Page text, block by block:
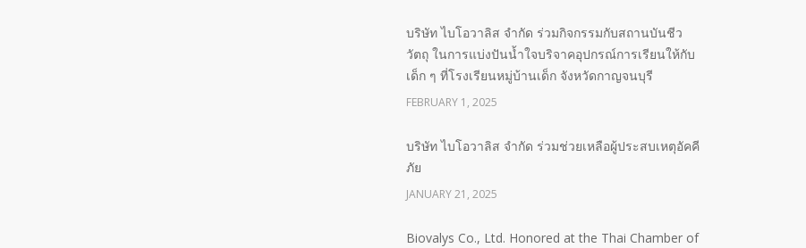
บริษัท ไบโอวาลิส จำกัด ร่วมกิจกรรมกับสถานบันชีว
วัตถุ ในการแบ่งปันน้ำใจบริจาคอุปกรณ์การเรียนให้กับ
เด็ก ๆ ที่โรงเรียนหมู่บ้านเด็ก จังหวัดกาญจนบุรี
FEBRUARY 1, 2025
บริษัท ไบโอวาลิส จำกัด ร่วมช่วยเหลือผู้ประสบเหตุอัคคี
ภัย
JANUARY 21, 2025
Biovalys Co., Ltd. Honored at the Thai Chamber of